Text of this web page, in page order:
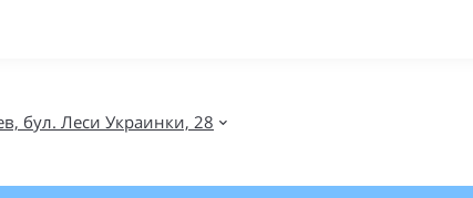
бул. Леси Украинки, 28